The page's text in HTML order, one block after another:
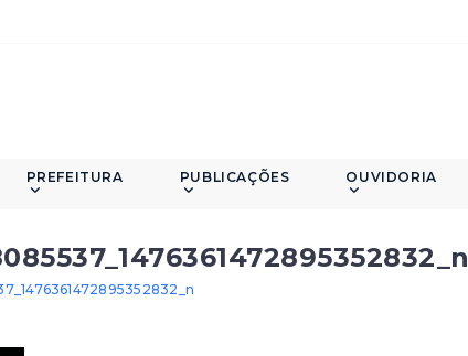
PREFEITURA PUBLICAÇÕES OUVIDORIA